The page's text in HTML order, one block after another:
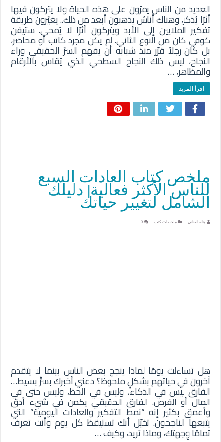
العديد من الناس يمرّون على هذه الحياة ولا يتركون فيها
أثرًا يُذكر، وهناك أناسٌ يذهبون أبعد من ذلك.. يغيّرون طريقة
تفكير الملايين إلى الأبد ويتركون أثرًا لا يُمحى. ستيفن
كوفي كان من النوع الثاني. لم يكن مجرد كاتب أو محاضر،
بل كان رجلاً قرّر منذ شبابه أن يفهم السرّ الحقيقي وراء
النجاح، ليس ذلك النجاح السطحي الذي يُقاس بالأرقام
والمظاهر، …
اقرأ المزيد
ملخص كتاب العادات السبع
للناس الأكثر فعالية| دليلك
الشامل لتغيير حياتك
هاله العناني ملخصات كتب 0
هل تساءلت يومًا لماذا ينجح بعض الناس بينما لا يتقدم
آخرون في حياتهم بشكلٍ ملحوظ؟ دعني أخبرك بسرٍّ بسيط…
الفارق ليس في الذكاء، وليس في الحظ، وليس حتى في
المال أو الفرص. الفارق الحقيقي يكمن في شيء أدق
وأعمق بكثير إنه “نمط التفكير والعادات اليومية” التي
يتبعها الناجحون. تخيّل أنك تستيقظ كل يوم وأنت تعرف
تمامًا وِجهتك، وماذا تريد، وكيف …